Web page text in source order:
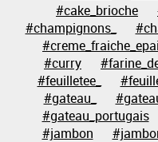
#cake_brioche
#champignons_
#curry
#feuilletee_
#gateau_
#gateau_portugais
#jambon